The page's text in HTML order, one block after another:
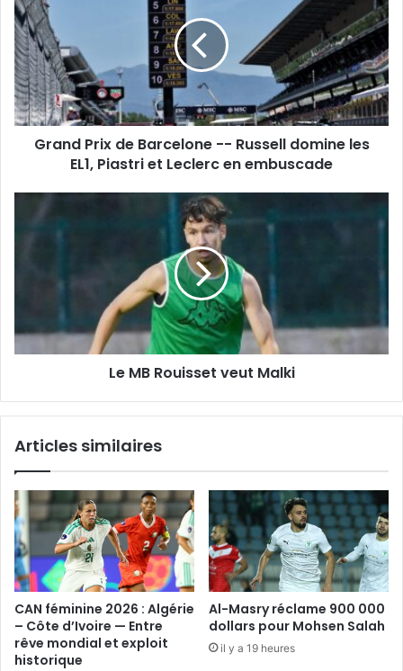
de
Barcelone
-
-
Russell
domine
les
Leclerc
embuscade
Grand Prix de Barcelone -- Russell domine les
EL1, Piastri et Leclerc en embuscade
Le MB Rouisset veut Malki
Articles similaires
CAN féminine 2026 : Algérie
– Côte d’Ivoire — Entre
rêve mondial et exploit
historique
Al-Masry réclame 900 000
dollars pour Mohsen Salah
il y a 19 heures